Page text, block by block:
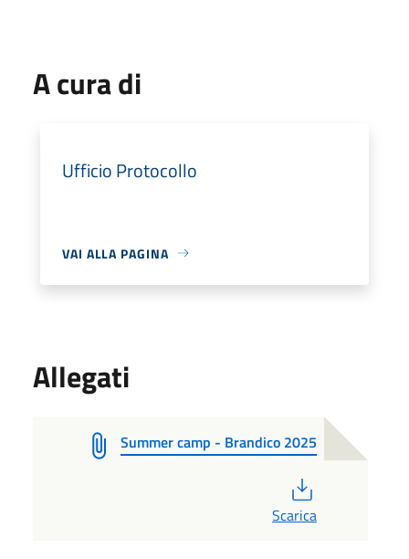
A cura di
Ufficio Protocollo
VAI ALLA PAGINA
Allegati
Summer camp - Brandico 2025
Scarica